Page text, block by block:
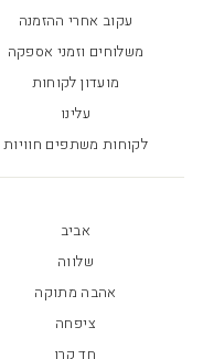
עקוב אחרי ההזמנה
משלוחים וזמני אספקה
מועדון לקוחות
עלינו
לקוחות משתפים חוויות
אביב
שלווה
אהבה מתוקה
ציפחה
חד קרן